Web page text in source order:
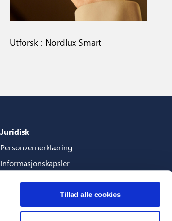
Tillad alle cookies
Utforsk : Nordlux Smart
Juridisk
Personvernerklæring
Informasjonskapsler